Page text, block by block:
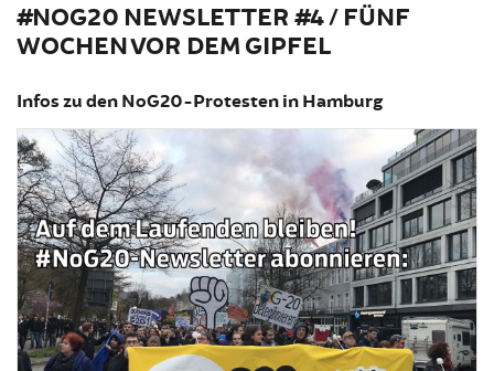
#NOG20 NEWSLETTER #4 / FÜNF
WOCHEN VOR DEM GIPFEL
Infos zu den NoG20-Protesten in Hamburg